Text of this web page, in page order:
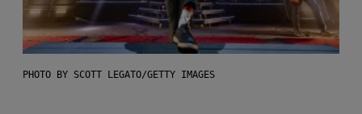
PHOTO BY SCOTT LEGATO/GETTY IMAGES